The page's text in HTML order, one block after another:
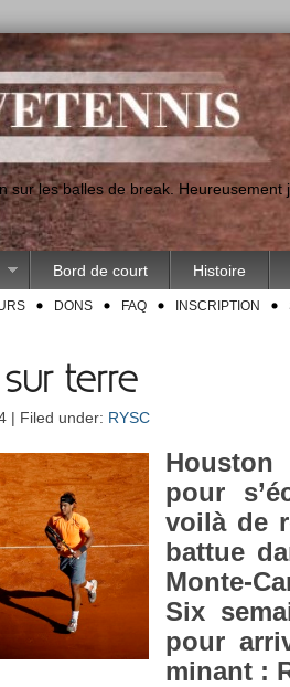
sur les balles de break.
Bord de court Histoire
DONS FAQ INSCRIPTION
terre
| Filed under: RYSC
pour
voilà de
bat­tue
Monte-
Six
pour
minant :